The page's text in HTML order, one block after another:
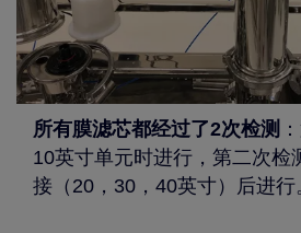
所有膜滤芯都经过了2次检测
10英寸单元时进行，第二次检
接（20，30，40英寸）后进行